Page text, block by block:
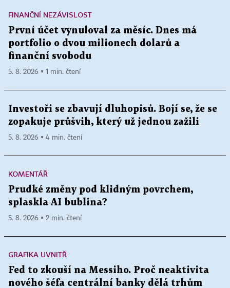
FINANČNÍ NEZÁVISLOST
První účet vynuloval za měsíc. Dnes má
portfolio o dvou milionech dolarů a
finanční svobodu
5. 8. 2026 ▪ 1 min. čtení
Investoři se zbavují dluhopisů. Bojí se, že se
zopakuje průšvih, který už jednou zažili
5. 8. 2026 ▪ 4 min. čtení
KOMENTÁŘ
Prudké změny pod klidným povrchem,
splaskla AI bublina?
5. 8. 2026 ▪ 2 min. čtení
GRAFIKA UVNITŘ
Fed to zkouší na Messiho. Proč neaktivita
nového šéfa centrální banky dělá trhům